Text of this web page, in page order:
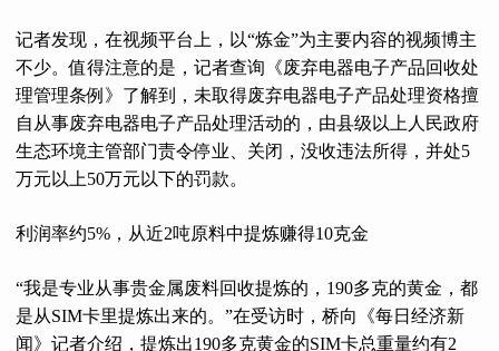
记者发现，在视频平台上，以“炼金”为主要内容的视频博主
不少。值得注意的是，记者查询《废弃电器电子产品回收处
理管理条例》了解到，未取得废弃电器电子产品处理资格擅
自从事废弃电器电子产品处理活动的，由县级以上人民政府
生态环境主管部门责令停业、关闭，没收违法所得，并处5
万元以上50万元以下的罚款。
利润率约5%，从近2吨原料中提炼赚得10克金
“我是专业从事贵金属废料回收提炼的，190多克的黄金，都
是从SIM卡里提炼出来的。”在受访时，桥向《每日经济新
闻》记者介绍，提炼出190多克黄金的SIM卡总重量约有2